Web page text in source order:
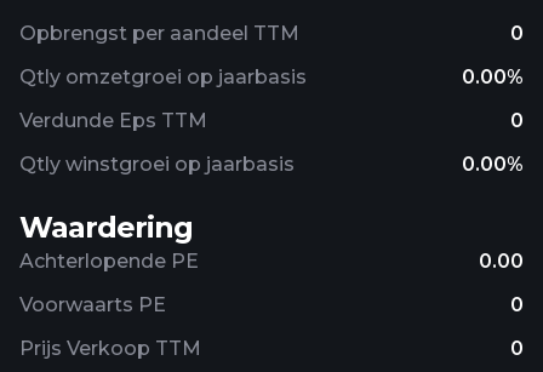
Opbrengst per aandeel TTM
0
Qtly omzetgroei op jaarbasis
0.00%
Verdunde Eps TTM
0
Qtly winstgroei op jaarbasis
0.00%
Waardering
Achterlopende PE
0.00
Voorwaarts PE
0
Prijs Verkoop TTM
0